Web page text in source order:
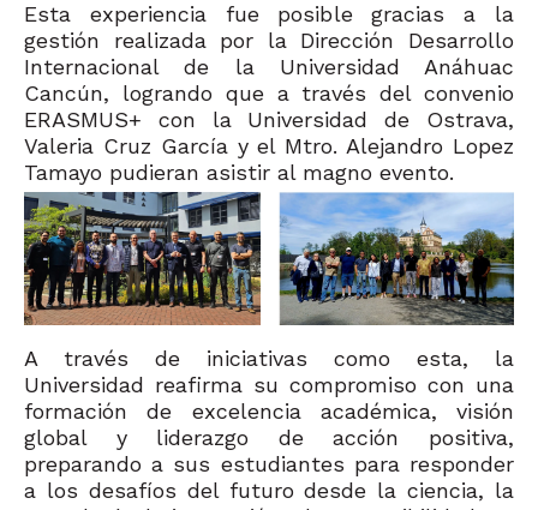
Esta experiencia fue posible gracias a la
gestión realizada por la Dirección Desarrollo
Internacional de la Universidad Anáhuac
Cancún, logrando que a través del convenio
ERASMUS+ con la Universidad de Ostrava,
Valeria Cruz García y el Mtro. Alejandro Lopez
Tamayo pudieran asistir al magno evento.
A través de iniciativas como esta, la
Universidad reafirma su compromiso con una
formación de excelencia académica, visión
global y liderazgo de acción positiva,
preparando a sus estudiantes para responder
a los desafíos del futuro desde la ciencia, la